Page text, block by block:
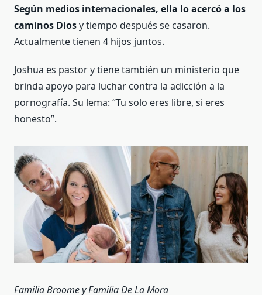
Según medios internacionales, ella lo acercó a los
caminos Diosy tiempo después se casaron.
Actualmente tienen 4 hijos juntos.
Joshua es pastor y tiene también un ministerio que
brinda apoyo para luchar contra la adicción a la
pornografía. Su lema: “Tu solo eres libre, si eres
honesto”.
Familia Broome y Familia De La Mora